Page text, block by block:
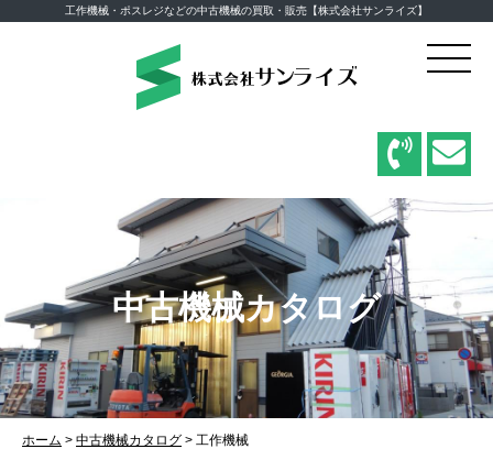
工作機械・ポスレジなどの中古機械の買取・販売【株式会社サンライズ】
中古機械カタログ
ホーム > 中古機械カタログ > 工作機械